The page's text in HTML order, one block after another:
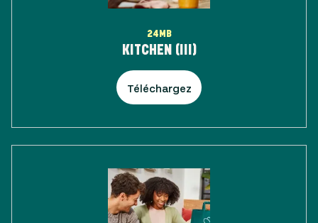
24MB
KITCHEN (III)
Téléchargez